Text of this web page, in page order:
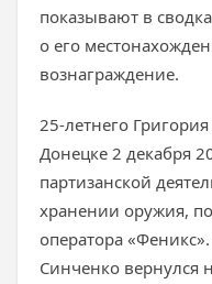
показывают в
о его
вознаграждение.
25-летнего
Донецке 2 декабря
партизанской
хранении оружия,
оператора
Синченко вернулся